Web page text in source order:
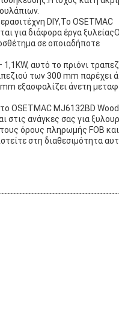
DIY,Το OSETMAC
για διάφορα έργα ξυλείαςΟ
σε οποιαδήποτε
αυτό το πριόνι
των 300 mm παρέχει
εξασφαλίζει άνετη
OSETMAC MJ6132BD
στις ανάγκες σας για
όρους πληρωμής FOB
στη διαθεσιμότητα